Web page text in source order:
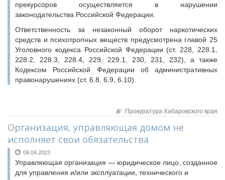
прекурсоров осуществляется в нарушении
законодательства Российской Федерации.
Ответственность за незаконный оборот наркотических
средств и психотропных веществ предусмотрена главой 25
Уголовного кодекса Российской Федерации (ст. 228, 228.1,
228.2, 228.3, 228.4, 229, 229.1, 230, 231, 232), а также
Кодексом Российской Федерации об административных
правонарушениях (ст. 6.8, 6.9, 6.10).
Прокуратура Хабаровского края
Организация, управляющая домом не
исполняет свои обязательства
09.04.2023
Управляющая организация — юридическое лицо, созданное
для управления и/или эксплуатации, технического и